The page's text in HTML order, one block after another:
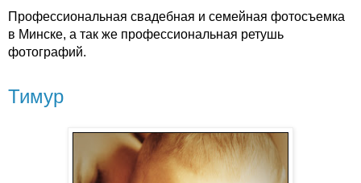
Профессиональная свадебная и семейная фотосъемка
в Минске, а так же профессиональная ретушь
фотографий.
Тимур